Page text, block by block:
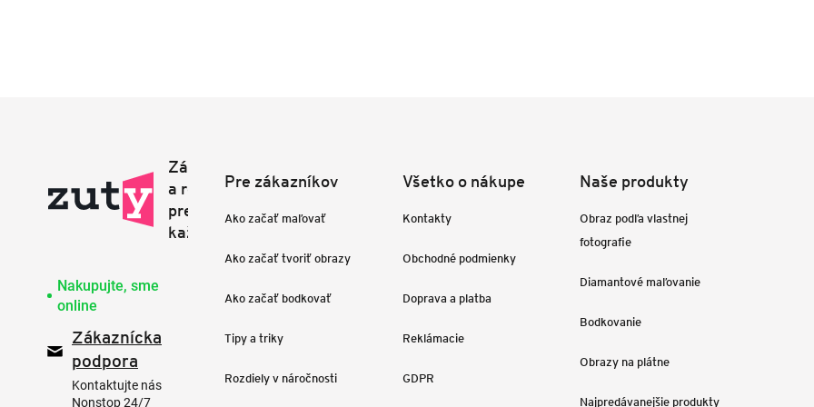
Nakupujte, sme
online
Zákaznícka
podpora
Kontaktujte nás
Nonstop 24/7
Pre zákazníkov
Ako začať maľovať
Ako začať tvoriť obrazy
Ako začať bodkovať
Tipy a triky
Rozdiely v náročnosti
Všetko o nákupe
Kontakty
Obchodné podmienky
Doprava a platba
Reklámacie
GDPR
Naše produkty
Obraz podľa vlastnej
fotografie
Diamantové maľovanie
Bodkovanie
Obrazy na plátne
Najpredávanejšie produkty